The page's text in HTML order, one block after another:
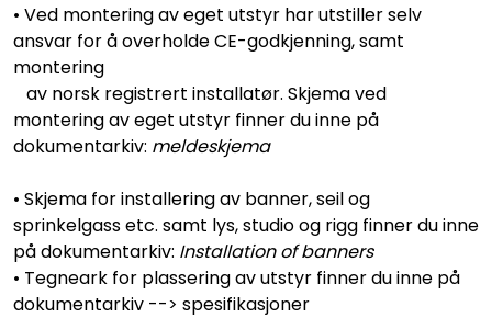
• Ved montering av eget utstyr har utstiller selv
ansvar for å overholde CE-godkjenning, samt
montering
av norsk registrert installatør. Skjema ved
montering av eget utstyr finner du inne på
dokumentarkiv: meldeskjema
• Skjema for installering av banner, seil og
sprinkelgass etc. samt lys, studio og rigg finner du inne
på dokumentarkiv: Installation of banners
• Tegneark for plassering av utstyr finner du inne på
dokumentarkiv --> spesifikasjoner